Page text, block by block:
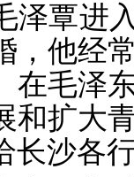
泽覃进
，他经
在毛泽
和扩大
长沙各